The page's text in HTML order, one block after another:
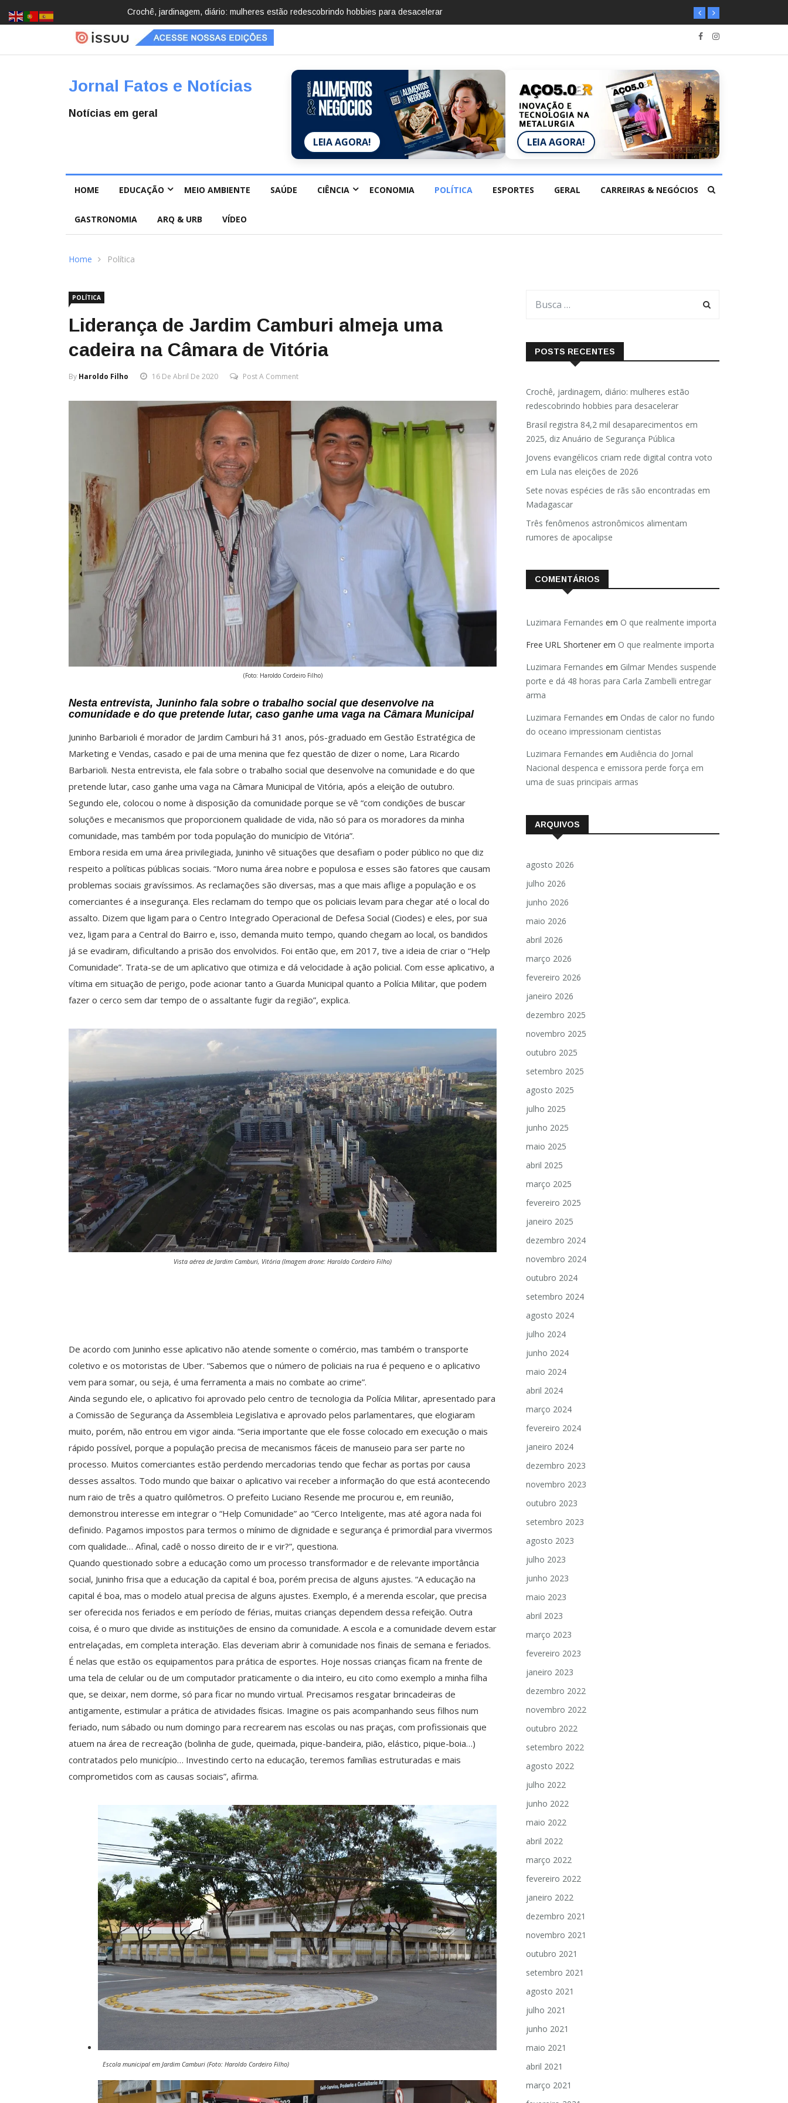
Brasil registra 84,2 mil desaparecimentos em 2025, diz Anuário de Segurança Pública
Jornal Fatos e Notícias
Notícias em geral
LEIA AGORA! LEIA AGORA!
HOME EDUCAÇÃO MEIO AMBIENTE SAÚDE CIÊNCIA ECONOMIA POLÍTICA ESPORTES GERAL CARREIRAS & NEGÓCIOS
GASTRONOMIA ARQ & URB VÍDEO
Home Política
POLÍTICA
Liderança de Jardim Camburi almeja uma
cadeira na Câmara de Vitória
By Haroldo Filho 16 De Abril De 2020 Post A Comment
(Foto: Haroldo Cordeiro Filho)
Nesta entrevista, Juninho fala sobre o trabalho social que desenvolve na
comunidade e do que pretende lutar, caso ganhe uma vaga na Câmara Municipal
Juninho Barbarioli é morador de Jardim Camburi há 31 anos, pós-graduado em Gestão Estratégica de
Marketing e Vendas, casado e pai de uma menina que fez questão de dizer o nome, Lara Ricardo
Barbarioli. Nesta entrevista, ele fala sobre o trabalho social que desenvolve na comunidade e do que
pretende lutar, caso ganhe uma vaga na Câmara Municipal de Vitória, após a eleição de outubro.
Segundo ele, colocou o nome à disposição da comunidade porque se vê “com condições de buscar
soluções e mecanismos que proporcionem qualidade de vida, não só para os moradores da minha
comunidade, mas também por toda população do município de Vitória”.
Embora resida em uma área privilegiada, Juninho vê situações que desafiam o poder público no que diz
respeito a políticas públicas sociais. “Moro numa área nobre e populosa e esses são fatores que causam
problemas sociais gravíssimos. As reclamações são diversas, mas a que mais aflige a população e os
comerciantes é a insegurança. Eles reclamam do tempo que os policiais levam para chegar até o local do
assalto. Dizem que ligam para o Centro Integrado Operacional de Defesa Social (Ciodes) e eles, por sua
vez, ligam para a Central do Bairro e, isso, demanda muito tempo, quando chegam ao local, os bandidos
já se evadiram, dificultando a prisão dos envolvidos. Foi então que, em 2017, tive a ideia de criar o “Help
Comunidade”. Trata-se de um aplicativo que otimiza e dá velocidade à ação policial. Com esse aplicativo, a
vítima em situação de perigo, pode acionar tanto a Guarda Municipal quanto a Polícia Militar, que podem
fazer o cerco sem dar tempo de o assaltante fugir da região”, explica.
Vista aérea de Jardim Camburi, Vitória (Imagem drone: Haroldo Cordeiro Filho)
De acordo com Juninho esse aplicativo não atende somente o comércio, mas também o transporte
coletivo e os motoristas de Uber. “Sabemos que o número de policiais na rua é pequeno e o aplicativo
vem para somar, ou seja, é uma ferramenta a mais no combate ao crime”.
Ainda segundo ele, o aplicativo foi aprovado pelo centro de tecnologia da Polícia Militar, apresentado para
a Comissão de Segurança da Assembleia Legislativa e aprovado pelos parlamentares, que elogiaram
muito, porém, não entrou em vigor ainda. “Seria importante que ele fosse colocado em execução o mais
rápido possível, porque a população precisa de mecanismos fáceis de manuseio para ser parte no
processo. Muitos comerciantes estão perdendo mercadorias tendo que fechar as portas por causa
desses assaltos. Todo mundo que baixar o aplicativo vai receber a informação do que está acontecendo
num raio de três a quatro quilômetros. O prefeito Luciano Resende me procurou e, em reunião,
demonstrou interesse em integrar o “Help Comunidade” ao “Cerco Inteligente, mas até agora nada foi
definido. Pagamos impostos para termos o mínimo de dignidade e segurança é primordial para vivermos
com qualidade… Afinal, cadê o nosso direito de ir e vir?”, questiona.
Quando questionado sobre a educação como um processo transformador e de relevante importância
social, Juninho frisa que a educação da capital é boa, porém precisa de alguns ajustes. “A educação na
capital é boa, mas o modelo atual precisa de alguns ajustes. Exemplo, é a merenda escolar, que precisa
ser oferecida nos feriados e em período de férias, muitas crianças dependem dessa refeição. Outra
coisa, é o muro que divide as instituições de ensino da comunidade. A escola e a comunidade devem estar
entrelaçadas, em completa interação. Elas deveriam abrir à comunidade nos finais de semana e feriados.
É nelas que estão os equipamentos para prática de esportes. Hoje nossas crianças ficam na frente de
uma tela de celular ou de um computador praticamente o dia inteiro, eu cito como exemplo a minha filha
que, se deixar, nem dorme, só para ficar no mundo virtual. Precisamos resgatar brincadeiras de
antigamente, estimular a prática de atividades físicas. Imagine os pais acompanhando seus filhos num
feriado, num sábado ou num domingo para recrearem nas escolas ou nas praças, com profissionais que
atuem na área de recreação (bolinha de gude, queimada, pique-bandeira, pião, elástico, pique-boia…)
contratados pelo município… Investindo certo na educação, teremos famílias estruturadas e mais
comprometidos com as causas sociais”, afirma.
Escola municipal em Jardim Camburi (Foto: Haroldo Cordeiro Filho)
POSTS RECENTES
Crochê, jardinagem, diário: mulheres estão
redescobrindo hobbies para desacelerar
Brasil registra 84,2 mil desaparecimentos em
2025, diz Anuário de Segurança Pública
Jovens evangélicos criam rede digital contra voto
em Lula nas eleições de 2026
Sete novas espécies de rãs são encontradas em
Madagascar
Três fenômenos astronômicos alimentam
rumores de apocalipse
COMENTÁRIOS
Luzimara Fernandes em O que realmente importa
Free URL Shortener em O que realmente importa
Luzimara Fernandes em Gilmar Mendes suspende
porte e dá 48 horas para Carla Zambelli entregar
arma
Luzimara Fernandes em Ondas de calor no fundo
do oceano impressionam cientistas
Luzimara Fernandes em Audiência do Jornal
Nacional despenca e emissora perde força em
uma de suas principais armas
ARQUIVOS
agosto 2026
julho 2026
junho 2026
maio 2026
abril 2026
março 2026
fevereiro 2026
janeiro 2026
dezembro 2025
novembro 2025
outubro 2025
setembro 2025
agosto 2025
julho 2025
junho 2025
maio 2025
abril 2025
março 2025
fevereiro 2025
janeiro 2025
dezembro 2024
novembro 2024
outubro 2024
setembro 2024
agosto 2024
julho 2024
junho 2024
maio 2024
abril 2024
março 2024
fevereiro 2024
janeiro 2024
dezembro 2023
novembro 2023
outubro 2023
setembro 2023
agosto 2023
julho 2023
junho 2023
maio 2023
abril 2023
março 2023
fevereiro 2023
janeiro 2023
dezembro 2022
novembro 2022
outubro 2022
setembro 2022
agosto 2022
julho 2022
junho 2022
maio 2022
abril 2022
março 2022
fevereiro 2022
janeiro 2022
dezembro 2021
novembro 2021
outubro 2021
setembro 2021
agosto 2021
julho 2021
junho 2021
maio 2021
abril 2021
março 2021